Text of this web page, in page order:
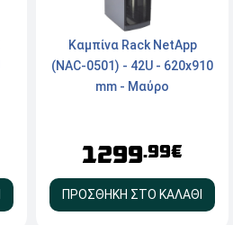
Καμπίνα Rack NetApp
(NAC-0501) - 42U - 620x910
mm - Μαύρο
1299.99€
ΠΡΟΣΘΗΚΗ ΣΤΟ ΚΑΛΑΘΙ